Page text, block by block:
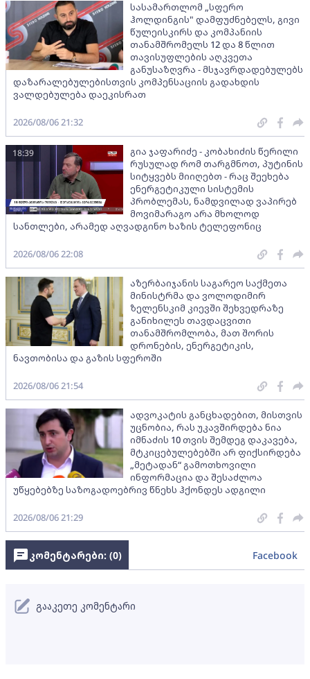
სასამართლომ „სფერო
ჰოლდინგის" დამფუძნებელს, გივი
წულეისკირს და კომპანიის
თანამშრომელს 12 და 8 წლით
თავისუფლების აღკვეთა
განუსაზღვრა - მსჯავრდადებულებს
დაზარალებულებისთვის კომპენსაციის გადახდის
ვალდებულება დაეკისრათ
2026/08/06 21:32
გია ჯაფარიძე - კობახიძის წერილი
რუსულად რომ თარგმნოთ, პუტინის
სიტყვებს მიიღებთ - რაც შეეხება
ენერგეტიკული სისტემის
პრობლემას, ნამდვილად ვაპირებ
მოვიმარაგო არა მხოლოდ
სანთლები, არამედ აღვადგინო ხაზის ტელეფონიც
18:39
2026/08/06 22:08
აზერბაიჯანის საგარეო საქმეთა
მინისტრმა და ვოლოდიმირ
ზელენსკიმ კიევში შეხვედრაზე
განიხილეს თავდაცვითი
თანამშრომლობა, მათ შორის
დრონების, ენერგეტიკის,
ნავთობისა და გაზის სფეროში
2026/08/06 21:54
ადვოკატის განცხადებით, მისთვის
უცნობია, რას უკავშირდება ნია
იმნაძის 10 თვის შემდეგ დაკავება,
მტკიცებულებებში არ ფიქსირდება
„მეტადან“ გამოთხოვილი
ინფორმაცია და შესაძლოა
უწყებებზე საზოგადოებრივ წნეხს ჰქონდეს ადგილი
2026/08/06 21:29
კომენტარები: (0) Facebook
გააკეთე კომენტარი